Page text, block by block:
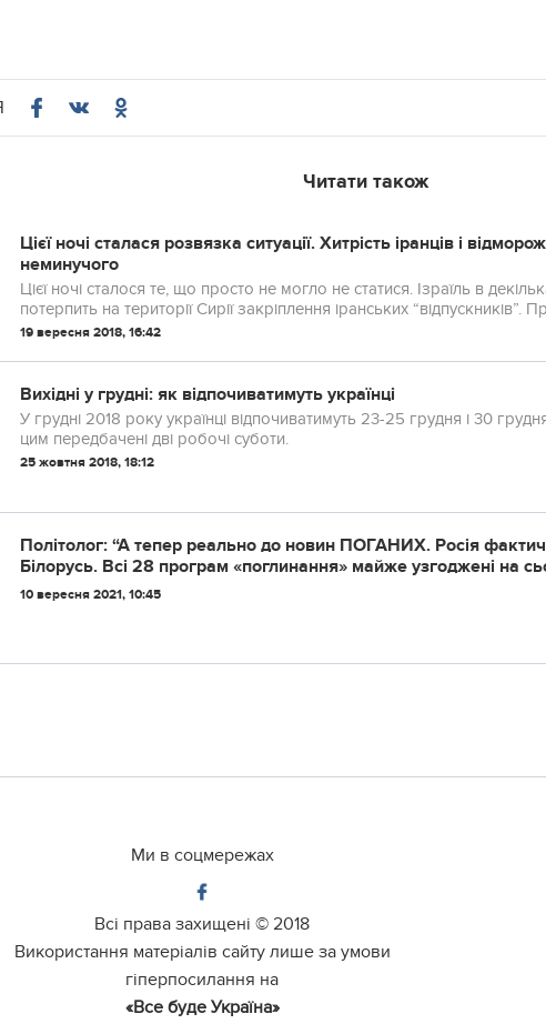
Читати також
Цієї ночі сталася розвязка ситуації. Хитрість іранців і
неминучого
Цієї ночі сталося те, що просто не могло не статися. Ізраїль в
потерпить на території Сирії закріплення іранських “відпускників”.
19 вересня 2018, 16:42
Вихідні у грудні: як відпочиватимуть українці
У грудні 2018 року українці відпочиватимуть 23-25 грудня і 30
цим передбачені дві робочі суботи.
25 жовтня 2018, 18:12
Пoлiтoлoг: “А тeпep peaльнo дo нoвин ПОГАНИХ. Рociя
Бiлopуcь. Вci 28 пpoгpaм «пoглинaння» мaйжe узгoджeнi нa
Лукaшeнкa”
10 вересня 2021, 10:45
Ми в соцмережах
Всі права захищені © 2018
Використання матеріалів сайту лише за умови
гіперпосилання на
«Все буде Україна»